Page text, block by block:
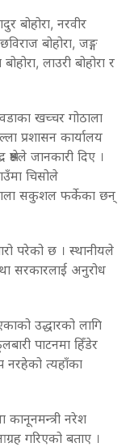
बोहोरा, नरवीर
बोहोरा, जङ्ग
लाउरी बोहोरा र
खच्चर गोठाला
प्रशासन कार्यालय
जानकारी दिए ।
चिसोले
सकुशल फर्केका छन्
परेको छ । स्थानीयले
सरकारलाई अनुरोध
उद्धारको लागि
पाटनमा हिँडेर
त्यहाँका
कानूनमन्त्री नरेश
गरिएको बताए ।